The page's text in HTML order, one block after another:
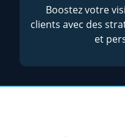
Boostez votre
clients avec des
et